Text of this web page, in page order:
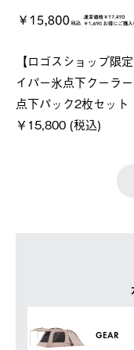
GEAR
【ロゴスショップ限
イパー氷点下クーラ
点下パック2枚セット
￥15,800 (税込)